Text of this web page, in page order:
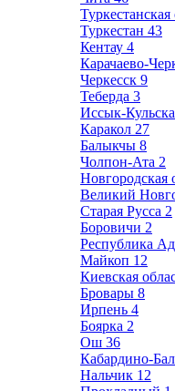
Туркестанская
Туркестан 43
Кентау 4
Карачаево-
Черкесск 9
Теберда 3
Иссык-
Каракол 27
Балыкчы 8
Чолпон-Ата 2
Новгородская
Великий
Старая Русса 2
Боровичи 2
Республика
Майкоп 12
Киевская
Бровары 8
Ирпень 4
Боярка 2
Ош 36
Кабардино-
Нальчик 12